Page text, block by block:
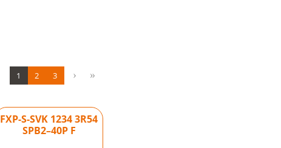
1 2 3
FXP-S-SVK 1234 3R54
SPB2–40P F